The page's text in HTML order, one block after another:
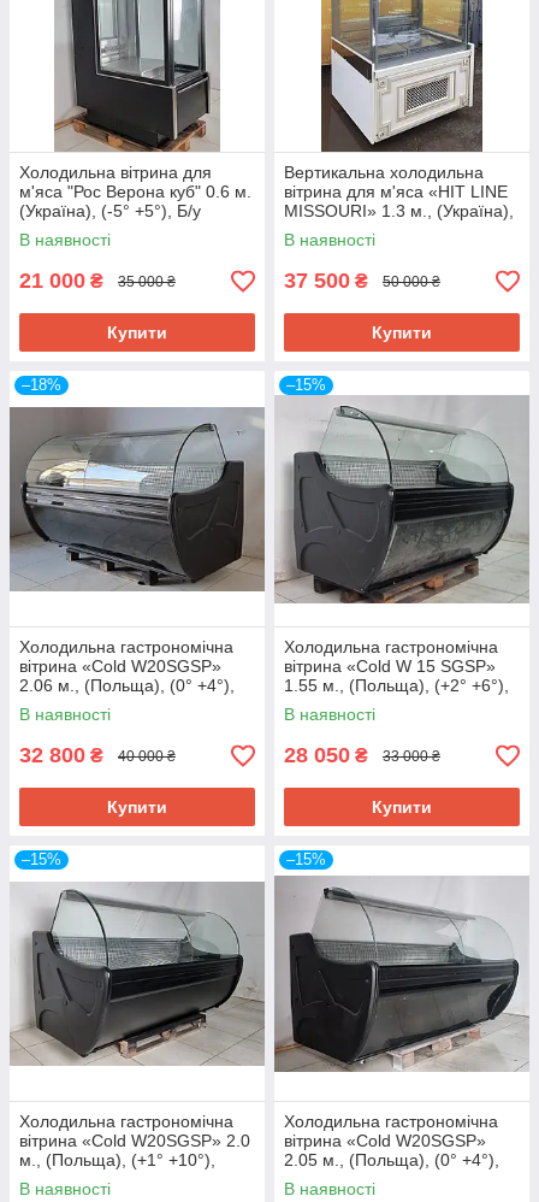
Холодильна вітрина для
м'яса "Рос Верона куб" 0.6 м.
(Україна), (-5° +5°), Б/у
В наявності
21 000 ₴ 35 000 ₴
Купити
Вертикальна холодильна
вітрина для м'яса «HIT LINE
MISSOURI» 1.3 м., (Україна),
Б/у
В наявності
37 500 ₴ 50 000 ₴
Купити
–18%
Холодильна гастрономічна
вітрина «Cold W20SGSP»
2.06 м., (Польща), (0° +4°),
викладка 73 см., Б/у
В наявності
32 800 ₴ 40 000 ₴
Купити
–15%
Холодильна гастрономічна
вітрина «Cold W 15 SGSP»
1.55 м., (Польща), (+2° +6°),
викладка 73 см., Б/у
В наявності
28 050 ₴ 33 000 ₴
Купити
–15%
Холодильна гастрономічна
вітрина «Cold W20SGSP» 2.0
м., (Польща), (+1° +10°),
викладка 75 см., Б/у
В наявності
–15%
Холодильна гастрономічна
вітрина «Cold W20SGSP»
2.05 м., (Польща), (0° +4°),
викладка 72 см., Б/у
В наявності